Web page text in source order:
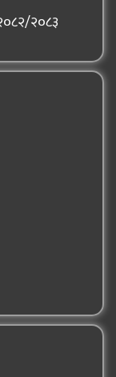
२०८३